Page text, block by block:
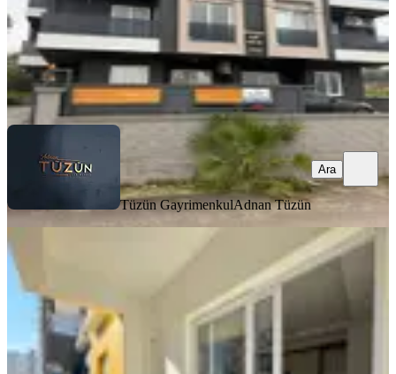
Tüzün GayrimenkulAdnan Tüzün
Ara
Tüzün GayrimenkulAdnan Tüzün
Ara
Acil Satılık Yazlık
Erdemli, Arpaçbahşiş Mahallesi
1+1
·7. Kat·
2.260.000 ₺